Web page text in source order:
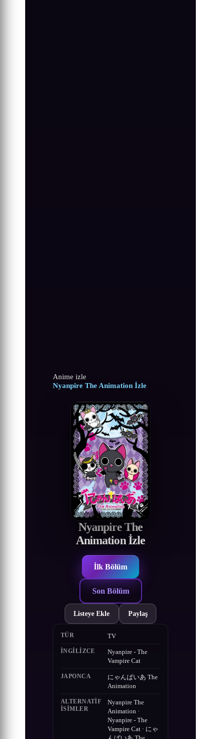
Anime izle
Nyanpire The Animation İzle
Nyanpire The
Animation İzle
İlk Bölüm
Son Bölüm
Listeye Ekle Paylaş
TÜR TV
İNGILIZCE
Nyanpire - The
Vampire Cat
JAPONCA
にゃんぱいあ The
Animation
ALTERNATIF
ISIMLER
Nyanpire The
Animation ·
Nyanpire - The
Vampire Cat · にゃ